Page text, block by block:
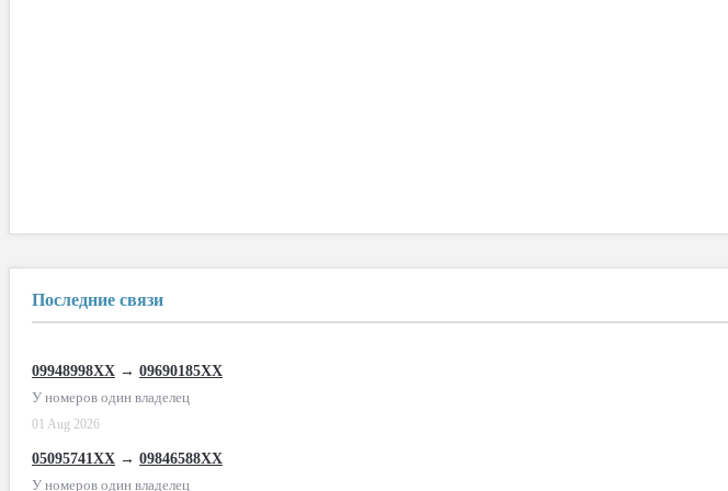
Последние связи
09948998XX → 09690185XX
У номеров один владелец
01 Aug 2026
05095741XX → 09846588XX
У номеров один владелец